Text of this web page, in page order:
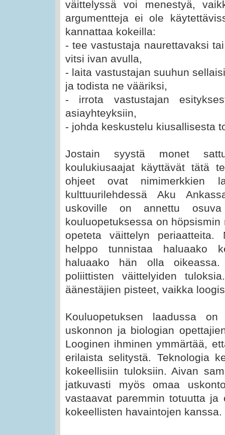
väittelyssä voi menestyä,
argumentteja ei ole
kannattaa kokeilla:
- tee vastustaja naurettavaksi
vitsi ivan avulla,
- laita vastustajan suuhun
ja todista ne vääriksi,
- irrota vastustajan
asiayhteyksiin,
- johda keskustelu kiusallisesta
Jostain syystä monet
koulukiusaajat käyttävät tätä
ohjeet ovat nimimerkkien
kulttuurilehdessä Aku
uskoville on annettu
kouluopetuksessa on
opeteta väittelyn periaatteita.
helppo tunnistaa haluaako
haluaako hän olla
poliittisten väittelyiden
äänestäjien pisteet, vaikka
Kouluopetuksen laadussa
uskonnon ja biologian
Looginen ihminen ymmärtää,
erilaista selitystä. Teknologia
kokeellisiin tuloksiin. Aivan
jatkuvasti myös omaa
vastaavat paremmin totuutta
kokeellisten havaintojen kanssa.